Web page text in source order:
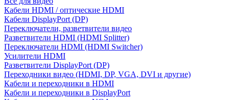
Кабели HDMI / оптические HDMI
Кабели DisplayPort (DP)
Переключатели, разветвители видео
Разветвители HDMI (HDMI Splitter)
Переключатели HDMI (HDMI Switcher)
Усилители HDMI
Разветвители DisplayPort (DP)
Переходники видео (HDMI, DP, VGA, DVI и другие)
Кабели и переходники в HDMI
Кабели и переходники в DisplayPort